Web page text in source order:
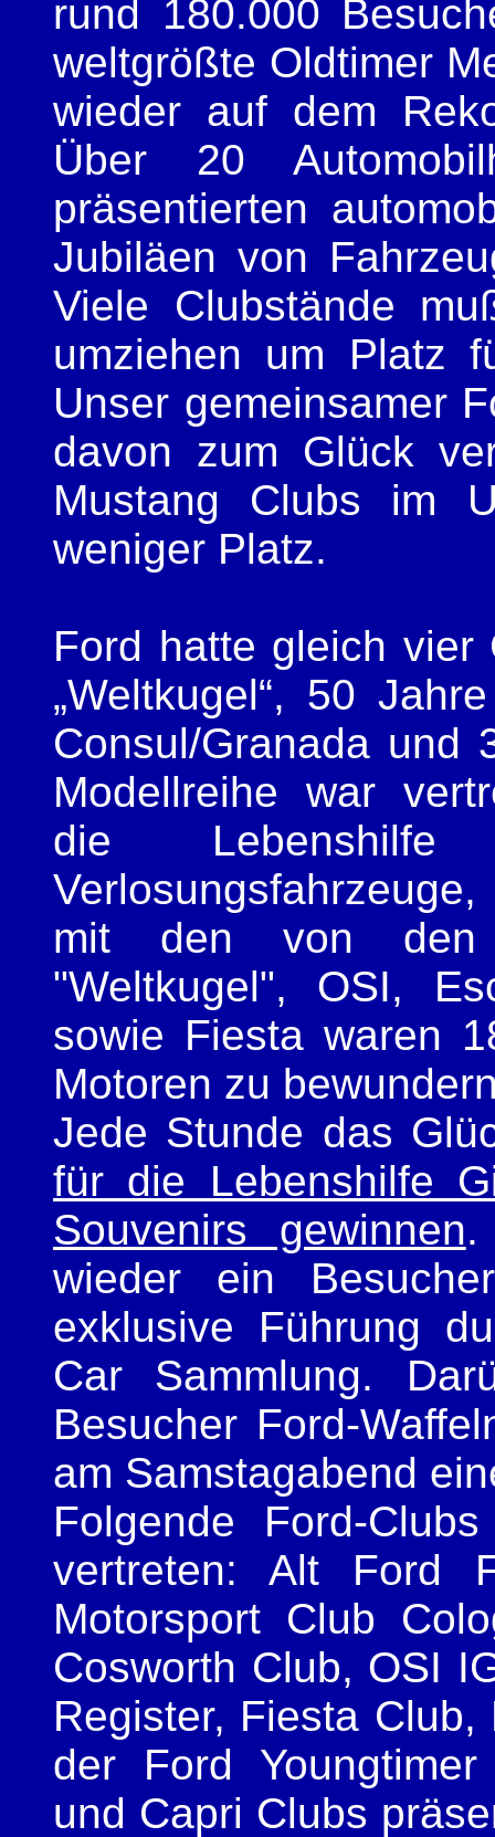
rund 180.000
weltgrößte Oldtimer
wieder auf dem
Über 20
präsentierten
Jubiläen von
Viele Clubstände
umziehen um Platz
Unser gemeinsamer
davon zum Glück
Mustang Clubs im
weniger Platz.
Ford hatte gleich vier
„Weltkugel“, 50
Consul/Granada und
Modellreihe war
die
mit den von den
"Weltkugel", OSI,
sowie Fiesta waren
Motoren zu
Jede Stunde das
für die Lebenshilfe
Souvenirs gewinnen.
wieder ein
exklusive Führung
Car Sammlung.
Besucher Ford-
am Samstagabend
Folgende Ford-
vertreten: Alt Ford
Motorsport Club
Cosworth Club, OSI
Register, Fiesta
der Ford
und Capri Clubs